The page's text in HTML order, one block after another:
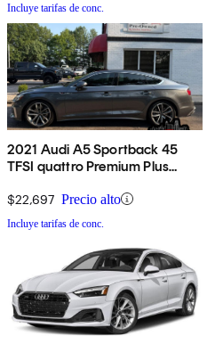
Incluye tarifas de conc.
2021 Audi A5 Sportback 45
TFSI quattro Premium Plus
$22,697 Precio alto
Incluye tarifas de conc.